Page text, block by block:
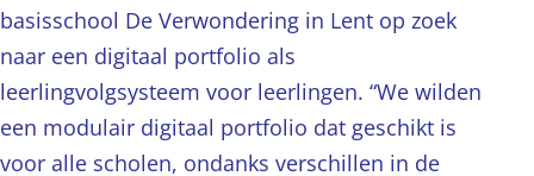
basisschool De Verwondering in Lent op zoek
naar een digitaal portfolio als
leerlingvolgsysteem voor leerlingen. “We wilden
een modulair digitaal portfolio dat geschikt is
voor alle scholen, ondanks verschillen in de